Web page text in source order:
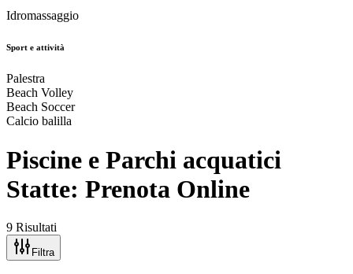
Idromassaggio
Sport e attività
Palestra
Beach Volley
Beach Soccer
Calcio balilla
Piscine e Parchi acquatici
Statte: Prenota Online
9 Risultati
Filtra